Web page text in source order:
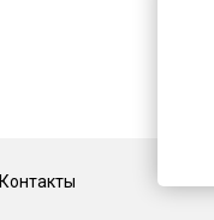
Контакты